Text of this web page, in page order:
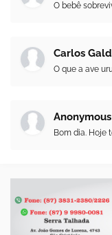
O bebê
Carlos
O que a ave
Anonymous
Bom dia. Hoje